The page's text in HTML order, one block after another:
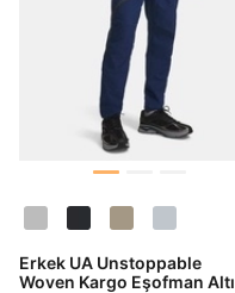
Erkek UA Unstoppable
Woven Kargo Eşofman Altı